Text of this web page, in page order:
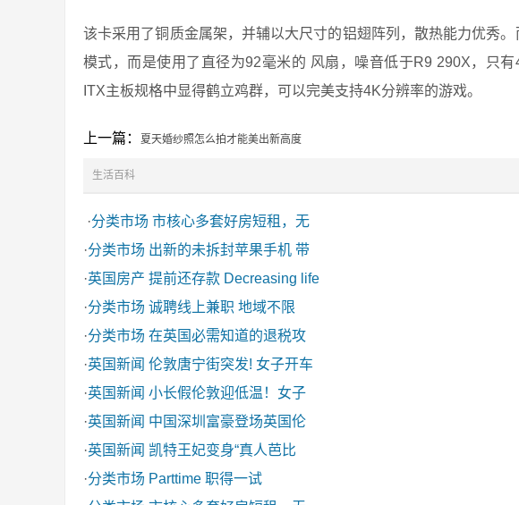
该卡采用了铜质金属架，并辅以大尺寸的铝翅阵列，散热能力优秀
模式，而是使用了直径为92毫米的 风扇，噪音低于R9 290X，只
ITX主板规格中显得鹤立鸡群，可以完美支持4K分辨率的游戏。
上一篇： 夏天婚纱照怎么拍才能美出新高度
生活百科
·分类市场 市核心多套好房短租，无
·分类市场 出新的未拆封苹果手机 带
·英国房产 提前还存款 Decreasing life
·分类市场 诚聘线上兼职 地域不限
·分类市场 在英国必需知道的退税攻
·英国新闻 伦敦唐宁街突发! 女子开车
·英国新闻 小长假伦敦迎低温！女子
·英国新闻 中国深圳富豪登场英国伦
·英国新闻 凯特王妃变身“真人芭比
·分类市场 Parttime 职得一试